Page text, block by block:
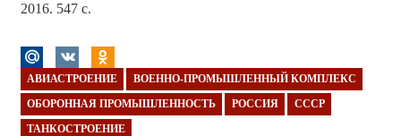
2016. 547 с.
АВИАСТРОЕНИЕ ВОЕННО-ПРОМЫШЛЕННЫЙ КОМПЛЕКС
ОБОРОННАЯ ПРОМЫШЛЕННОСТЬ РОССИЯ СССР
ТАНКОСТРОЕНИЕ